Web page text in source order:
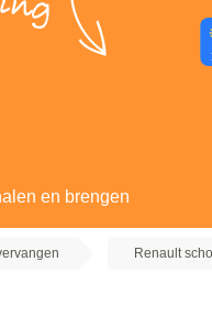
en brengen
Renault